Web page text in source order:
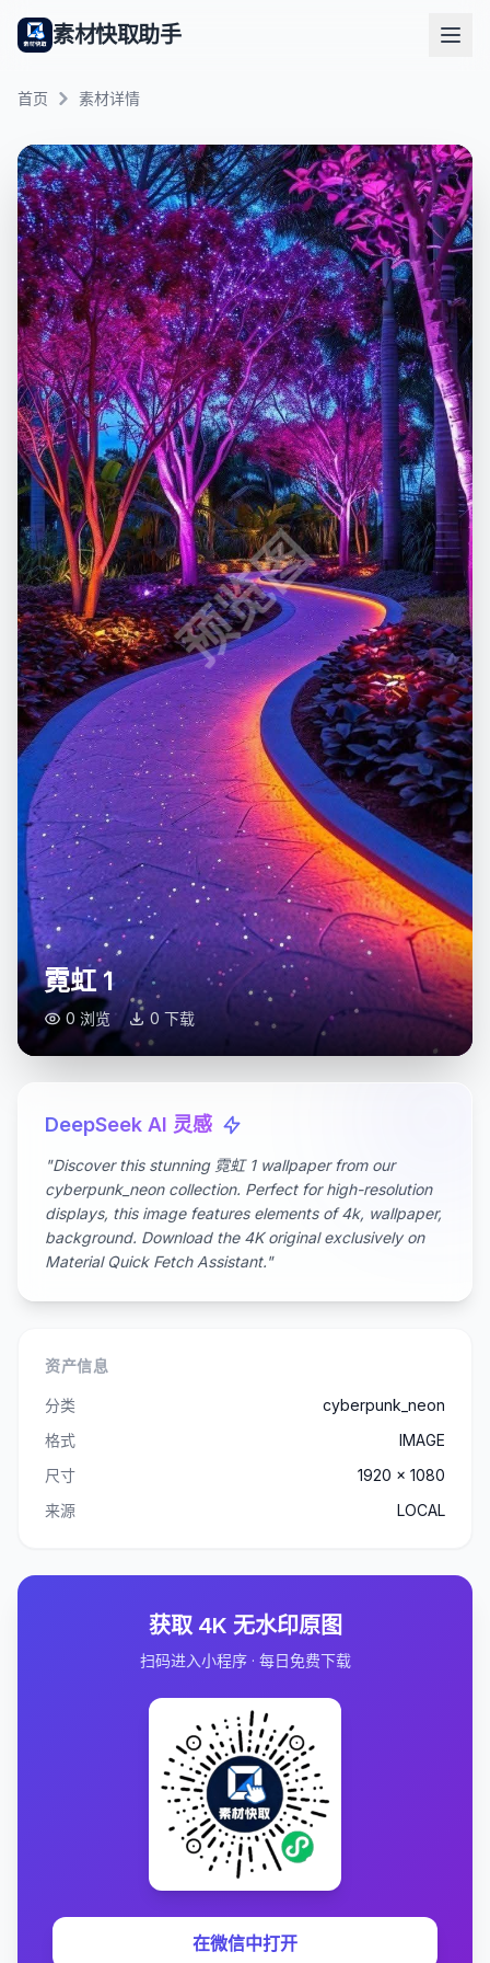
素材快取助手
首页 素材详情
预览图
霓虹 1
0 浏览 0 下载
DeepSeek AI 灵感
"Discover this stunning 霓虹 1 wallpaper from our
cyberpunk_neon collection. Perfect for high-resolution
displays, this image features elements of 4k, wallpaper,
background. Download the 4K original exclusively on
Material Quick Fetch Assistant."
资产信息
分类
cyberpunk_neon
格式
IMAGE
尺寸
1920 x 1080
来源
LOCAL
获取 4K 无水印原图
扫码进入小程序 · 每日免费下载
在微信中打开